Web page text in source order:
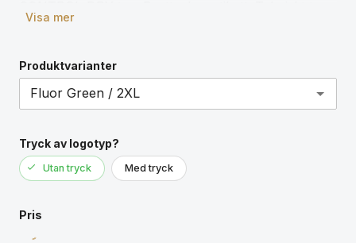
Modellen är 180 cm och bär storlek M.
Visa mer
Produktvarianter
Tryck av logotyp?
Utan tryck Med tryck
Pris